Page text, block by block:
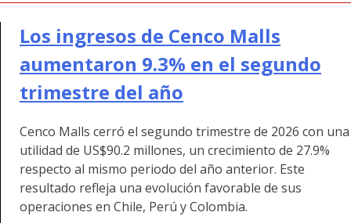
Los ingresos de Cenco Malls
aumentaron 9.3% en el segundo
trimestre del año
Cenco Malls cerró el segundo trimestre de 2026 con una
utilidad de US$90.2 millones, un crecimiento de 27.9%
respecto al mismo periodo del año anterior. Este
resultado refleja una evolución favorable de sus
operaciones en Chile, Perú y Colombia.